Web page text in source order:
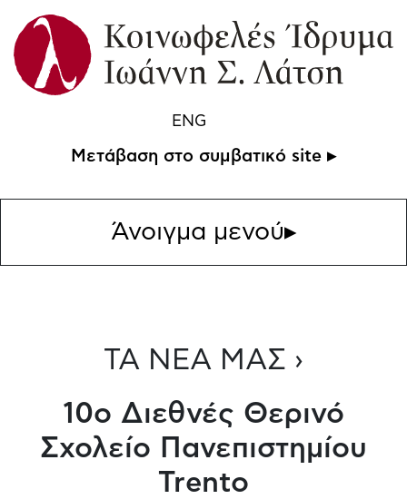
ENG
Μετάβαση στο συμβατικό site ▸
Άνοιγμα μενού▸
ΤΑ ΝΕΑ ΜΑΣ ›
10ο Διεθνές Θερινό
Σχολείο Πανεπιστημίου
Trento